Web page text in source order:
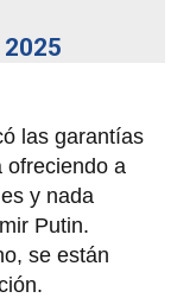
las garantías
ofreciendo a
y nada
Putin.
se están